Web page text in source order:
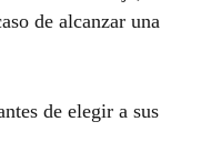
de alcanzar una
de elegir a sus